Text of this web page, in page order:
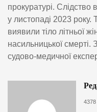
прокуратурі. Слідство
у листопаді 2023 року.
виявили тіло літньої
насильницької
судово-медичної
4378